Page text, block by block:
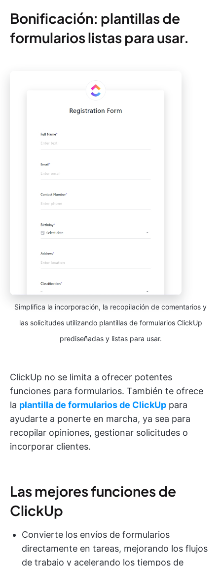
Bonificación: plantillas de
formularios listas para usar.
Simplifica la incorporación, la recopilación de comentarios y
las solicitudes utilizando plantillas de formularios ClickUp
prediseñadas y listas para usar.
ClickUp no se limita a ofrecer potentes
funciones para formularios. También te ofrece
la plantilla de formularios de ClickUp para
ayudarte a ponerte en marcha, ya sea para
recopilar opiniones, gestionar solicitudes o
incorporar clientes.
Las mejores funciones de
ClickUp
Convierte los envíos de formularios
directamente en tareas, mejorando los flujos
de trabajo y acelerando los tiempos de